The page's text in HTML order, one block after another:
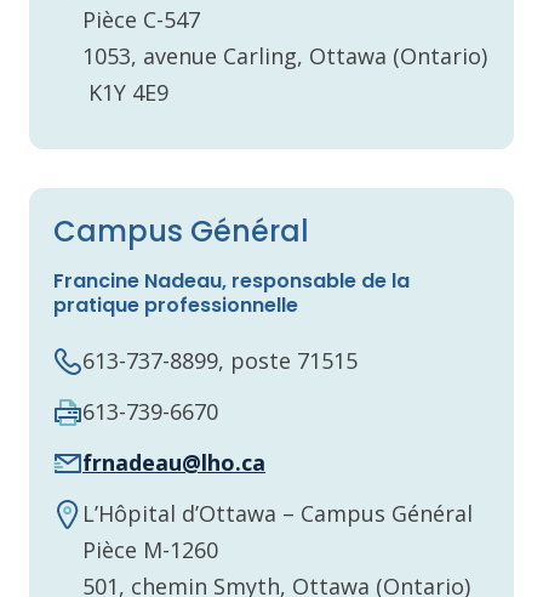
Pièce C-547
1053, avenue Carling, Ottawa (Ontario)
K1Y 4E9
Campus Général
Francine Nadeau, responsable de la
pratique professionnelle
613-737-8899, poste 71515
613-739-6670
frnadeau@lho.ca
L’Hôpital d’Ottawa – Campus Général
Pièce M-1260
501, chemin Smyth, Ottawa (Ontario)